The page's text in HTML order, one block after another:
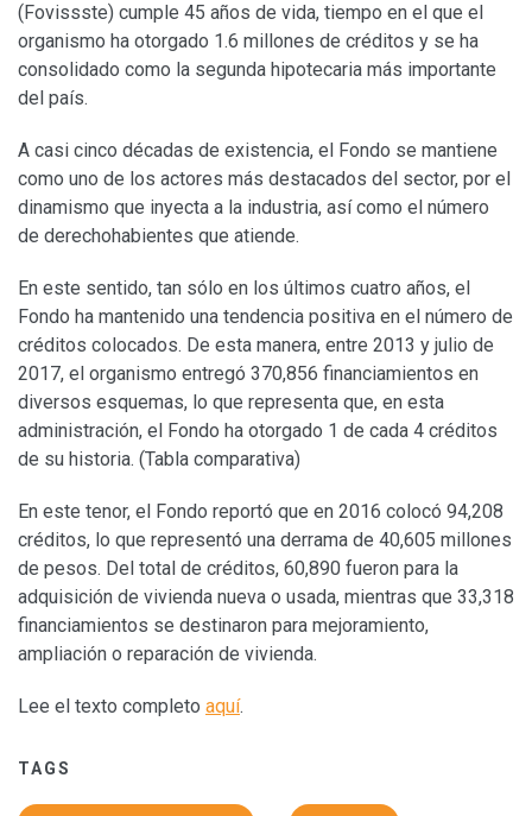
(Fovissste) cumple 45 años de vida, tiempo en el que el
organismo ha otorgado 1.6 millones de créditos y se ha
consolidado como la segunda hipotecaria más importante
del país.
A casi cinco décadas de existencia, el Fondo se mantiene
como uno de los actores más destacados del sector, por el
dinamismo que inyecta a la industria, así como el número
de derechohabientes que atiende.
En este sentido, tan sólo en los últimos cuatro años, el
Fondo ha mantenido una tendencia positiva en el número de
créditos colocados. De esta manera, entre 2013 y julio de
2017, el organismo entregó 370,856 financiamientos en
diversos esquemas, lo que representa que, en esta
administración, el Fondo ha otorgado 1 de cada 4 créditos
de su historia. (Tabla comparativa)
En este tenor, el Fondo reportó que en 2016 colocó 94,208
créditos, lo que representó una derrama de 40,605 millones
de pesos. Del total de créditos, 60,890 fueron para la
adquisición de vivienda nueva o usada, mientras que 33,318
financiamientos se destinaron para mejoramiento,
ampliación o reparación de vivienda.
Lee el texto completo aquí.
TAGS